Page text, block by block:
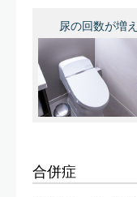
尿の回数が増
合併症